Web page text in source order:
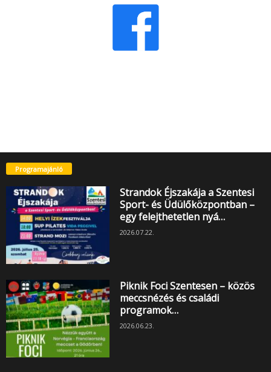
Programajánló
Strandok Éjszakája a Szentesi
Sport- és Üdülőközpontban –
egy felejthetetlen nyá…
2026.07.22.
Piknik Foci Szentesen – közös
meccsnézés és családi
programok…
2026.06.23.